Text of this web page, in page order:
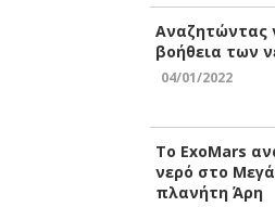
Αναζητώντας
βοήθεια των
04/01/2022
Το ExoMars
νερό στο
πλανήτη Άρη